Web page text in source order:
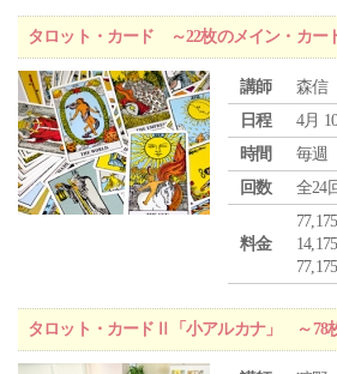
タロット・カード ～22枚のメイン・カー
講師
森信
日程
4月
時間
毎週
回数
全24
料金
タロット・カードⅡ「小アルカナ」 ～78